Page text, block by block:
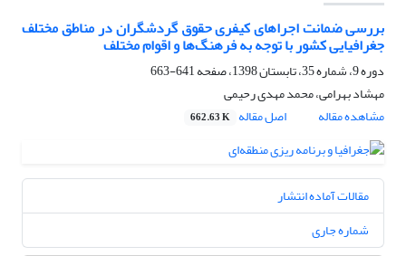
بررسی ضمانت اجراهای کیفری حقوق گردشگران در مناطق مختلف
جغرافیایی کشور با توجه به فرهنگ‌ها و اقوام مختلف
دوره 9، شماره 35، تابستان 1398، صفحه
641-663
مهشاد بهرامی، محمد مهدی رحیمی
مشاهده مقاله
اصل مقاله 662.63 K
مقالات آماده انتشار
شماره جاری